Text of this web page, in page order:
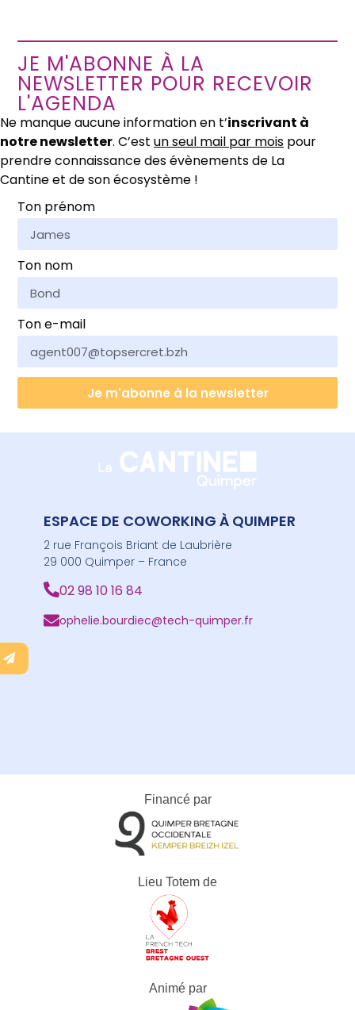
JE M'ABONNE À LA
NEWSLETTER POUR RECEVOIR
L'AGENDA
Ne manque aucune information en t’inscrivant à
notre newsletter. C’est un seul mail par mois pour
prendre connaissance des évènements de La
Cantine et de son écosystème !
Ton prénom
Ton nom
Ton e-mail
Je m'abonne à la newsletter
ESPACE DE COWORKING À QUIMPER
2 rue François Briant de Laubrière
29 000 Quimper – France
02 98 10 16 84
ophelie.bourdiec@tech-quimper.fr
Financé par
Lieu Totem de
Animé par